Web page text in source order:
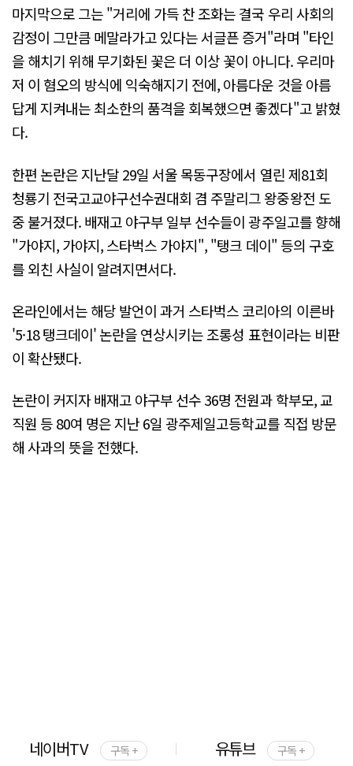
마지막으로 그는 "거리에 가득 찬 조화는 결국 우리 사회의
감정이 그만큼 메말라가고 있다는 서글픈 증거"라며 "타인
을 해치기 위해 무기화된 꽃은 더 이상 꽃이 아니다. 우리마
저 이 혐오의 방식에 익숙해지기 전에, 아름다운 것을 아름
답게 지켜내는 최소한의 품격을 회복했으면 좋겠다"고 밝혔
다.
한편 논란은 지난달 29일 서울 목동구장에서 열린 제81회
청룡기 전국고교야구선수권대회 겸 주말리그 왕중왕전 도
중 불거졌다. 배재고 야구부 일부 선수들이 광주일고를 향해
"가야지, 가야지, 스타벅스 가야지", "탱크 데이" 등의 구호
를 외친 사실이 알려지면서다.
온라인에서는 해당 발언이 과거 스타벅스 코리아의 이른바
'5·18 탱크데이' 논란을 연상시키는 조롱성 표현이라는 비판
이 확산됐다.
논란이 커지자 배재고 야구부 선수 36명 전원과 학부모, 교
직원 등 80여 명은 지난 6일 광주제일고등학교를 직접 방문
해 사과의 뜻을 전했다.
네이버TV 구독 + 유튜브 구독 +